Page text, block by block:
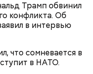
Трамп обвинил
конфликта. Об
в интервью
что сомневается в
в НАТО.
Цурковой не было
2023 года
на